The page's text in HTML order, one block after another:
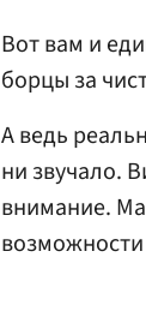
Вот вам и
борцы за
А ведь
ни звучало.
внимание.